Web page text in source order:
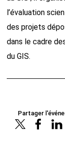
l’évaluation
des projets
dans le cadre
du GIS.
Partager